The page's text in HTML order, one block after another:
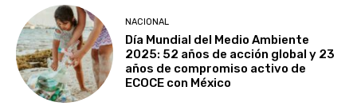
NACIONAL
Día Mundial del Medio Ambiente
2025: 52 años de acción global y 23
años de compromiso activo de
ECOCE con México